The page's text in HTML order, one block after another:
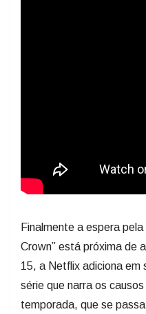
Finalmente a espera
Crown” está próxima de
15, a Netflix adiciona em
série que narra os
temporada, que se